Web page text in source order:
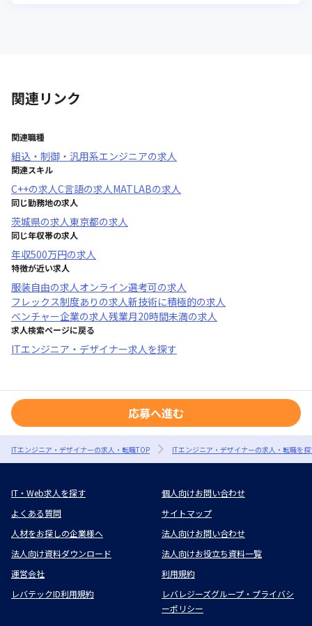
関連リンク
関連職種
組込・制御・汎用系エンジニアの求人
関連スキル
C++の求人C言語の求人MATLABの求人
同じ勤務地の求人
茨城県の求人東京都の求人
同じ年収帯の求人
年収500万円の求人
特徴が近い求人
服装自由の求人オンライン選考可の求人
フレックス制度あり の求人新技術に積極的の求人
ベンチャー企業の求人残業月20時間未満の求人
求人検索ページに戻る
ITエンジニア・デザイナー求人を探す
応募へ進む
ITエンジニア・デザイナーの求人・転職TOP ITエンジニア・デザイナーの求人・転職を
IT・Web求人を探す
個人向けお問い合わせ
よくある質問
サイトマップ
人材をお探しの企業様へ
法人向けお問い合わせ
法人向け資料ダウンロード
法人向けお役立ち資料一覧
運営会社
利用規約
レバテックID利用規約
レバレジーズグループ・プライバシ
ーポリシー